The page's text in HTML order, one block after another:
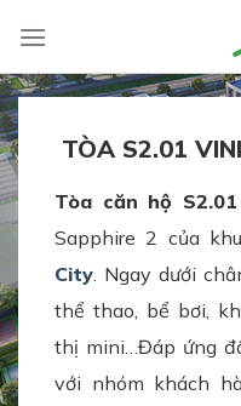
content
TÒA S2.01
Tòa căn hộ S2.01
Sapphire 2 của
City. Ngay dưới
thể thao, bể bơi,
thị mini…Đáp ứng
với nhóm khách